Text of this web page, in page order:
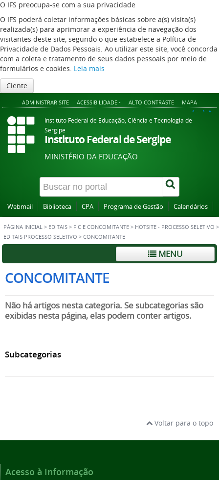
O IFS preocupa-se com a sua privacidade
O IFS poderá coletar informações básicas sobre a(s) visita(s)
realizada(s) para aprimorar a experiência de navegação dos
visitantes deste site, segundo o que estabelece a Política de
Privacidade de Dados Pessoais. Ao utilizar este site, você concorda
com a coleta e tratamento de seus dados pessoais por meio de
formulários e cookies. Leia mais
Ciente
ADMINISTRAR SITE ACESSIBILIDADE - ALTO CONTRASTE MAPA
A+ A A-
Instituto Federal de Educação, Ciência e Tecnologia de
Sergipe
Instituto Federal de Sergipe
MINISTÉRIO DA EDUCAÇÃO
Webmail Biblioteca CPA Programa de Gestão Calendários
PÁGINA INICIAL > EDITAIS > FIC E CONCOMITANTE > HOTSITE - PROCESSO SELETIVO >
EDITAIS PROCESSO SELETIVO > CONCOMITANTE
MENU
CONCOMITANTE
Não há artigos nesta categoria. Se subcategorias são
exibidas nesta página, elas podem conter artigos.
Subcategorias
Voltar para o topo
Acesso à Informação